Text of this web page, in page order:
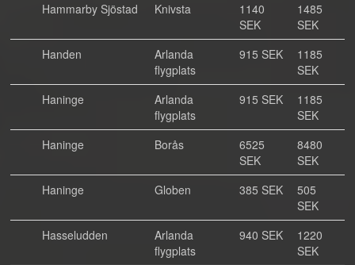
Hammarby Sjöstad
Knivsta
1140
SEK
1485
SEK
Handen
Arlanda
flygplats
915 SEK
1185
SEK
Haninge
Arlanda
flygplats
915 SEK
1185
SEK
Haninge
Borås
6525
SEK
8480
SEK
Haninge
Globen 385 SEK
505
SEK
Hasseludden
Arlanda
flygplats
940 SEK
1220
SEK